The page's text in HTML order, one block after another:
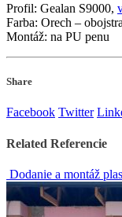
Profil: Gealan S9000,
Farba: Orech –
Montáž: na PU penu
Share
Facebook Twitter
Related Referencie
Dodanie a montáž